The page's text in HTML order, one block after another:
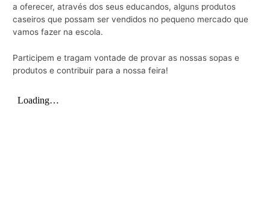
a oferecer, através dos seus educandos, alguns produtos
caseiros que possam ser vendidos no pequeno mercado que
vamos fazer na escola.
Participem e tragam vontade de provar as nossas sopas e
produtos e contribuir para a nossa feira!